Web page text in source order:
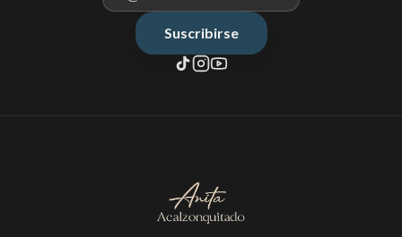
Correo electrónico para
Suscribirse